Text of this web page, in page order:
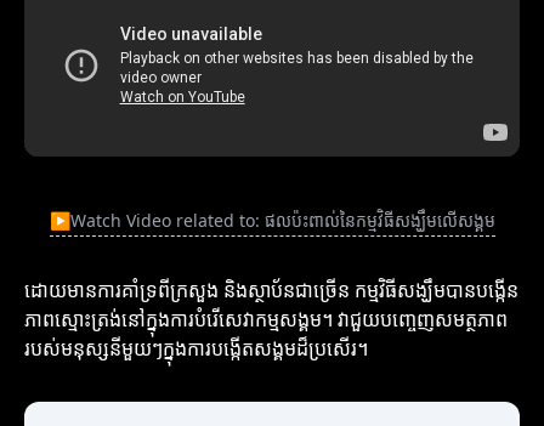
▶Watch Video related to: ផលប៉ះពាល់នៃកម្មវិធីសង្ឃឹមលើសង្គម
ដោយមានការគាំទ្រពីក្រសួង និងស្ថាប័នជាច្រើន កម្មវិធីសង្ឃឹមបានបង្កើន
ភាពស្មោះត្រង់នៅក្នុងការបំរើសេវាកម្មសង្គម។ វាជួយបញ្ចេញសមត្ថភាព
របស់មនុស្សនីមួយៗក្នុងការបង្កើតសង្គមដ៏ប្រសើរ។